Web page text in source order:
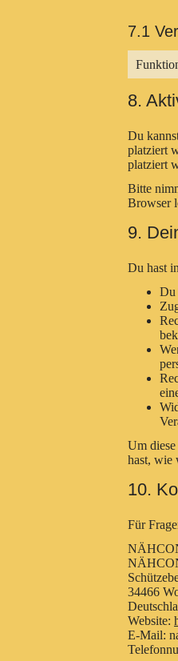
7.1
8.
Du
platziert
platziert
Bitte
Browser
9.
Du hast
Du
Um
hast, wie
10.
Für
34466
Website:
E-Mail: